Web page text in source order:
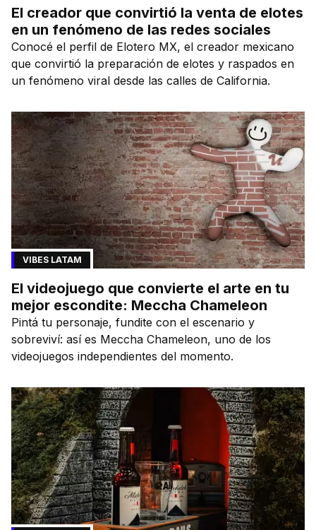
El creador que convirtió la venta de elotes
en un fenómeno de las redes sociales
Conocé el perfil de Elotero MX, el creador mexicano
que convirtió la preparación de elotes y raspados en
un fenómeno viral desde las calles de California.
VIBES LATAM
El videojuego que convierte el arte en tu
mejor escondite: Meccha Chameleon
Pintá tu personaje, fundite con el escenario y
sobreviví: así es Meccha Chameleon, uno de los
videojuegos independientes del momento.